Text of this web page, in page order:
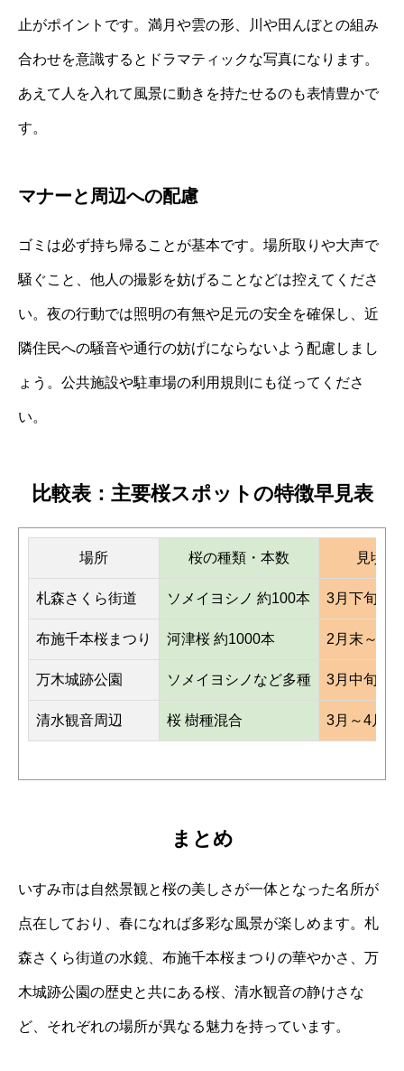
止がポイントです。満月や雲の形、川や田んぼとの組み
合わせを意識するとドラマティックな写真になります。
あえて人を入れて風景に動きを持たせるのも表情豊かで
す。
マナーと周辺への配慮
ゴミは必ず持ち帰ることが基本です。場所取りや大声で
騒ぐこと、他人の撮影を妨げることなどは控えてくださ
い。夜の行動では照明の有無や足元の安全を確保し、近
隣住民への騒音や通行の妨げにならないよう配慮しまし
ょう。公共施設や駐車場の利用規則にも従ってくださ
い。
比較表：主要桜スポットの特徴早見表
場所 桜の種類・本数 見頃時
札森さくら街道 ソメイヨシノ 約100本 3月下旬～4
布施千本桜まつり 河津桜 約1000本 2月末～3月
万木城跡公園 ソメイヨシノなど多種 3月中旬～4
清水観音周辺 桜 樹種混合 3月～4月中
まとめ
いすみ市は自然景観と桜の美しさが一体となった名所が
点在しており、春になれば多彩な風景が楽しめます。札
森さくら街道の水鏡、布施千本桜まつりの華やかさ、万
木城跡公園の歴史と共にある桜、清水観音の静けさな
ど、それぞれの場所が異なる魅力を持っています。